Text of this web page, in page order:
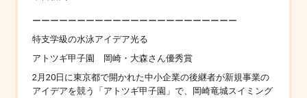
ーーーーーーーーーーーーーーーーーーーーーーー
特支学級の水泳アイデア光る
アトツギ甲子園 岡崎・大森さん優秀賞
2月20日に東京都で開かれた中小企業の後継者が新規事業の
アイデアを競う「アトツギ甲子園」で、岡崎竜城スイミング